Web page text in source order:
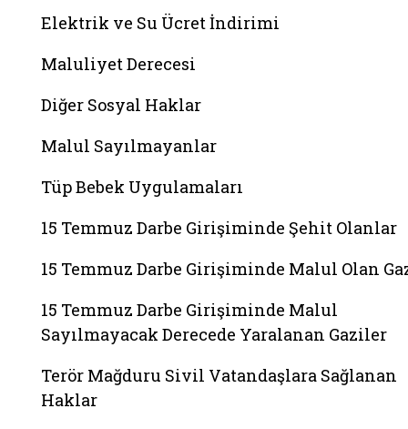
Elektrik ve Su Ücret İndirimi
Maluliyet Derecesi
Diğer Sosyal Haklar
Malul Sayılmayanlar
Tüp Bebek Uygulamaları
15 Temmuz Darbe Girişiminde Şehit Olanlar
15 Temmuz Darbe Girişiminde Malul Olan
15 Temmuz Darbe Girişiminde Malul
Sayılmayacak Derecede Yaralanan Gaziler
Terör Mağduru Sivil Vatandaşlara Sağlanan
Haklar